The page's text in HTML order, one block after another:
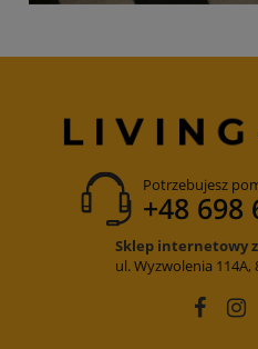
Potrzebujesz
+48 698
Sklep internetowy
ul. Wyzwolenia 114A,